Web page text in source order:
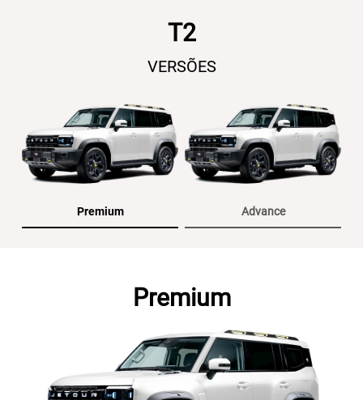
T2
VERSÕES
Premium Advance
Premium